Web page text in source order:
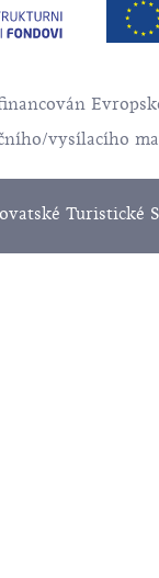
vysílacího
Turistické